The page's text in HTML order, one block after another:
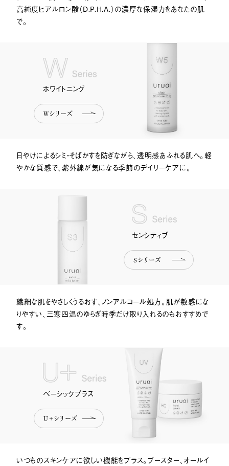
高純度ヒアルロン酸（D.P.H.A.）の濃厚な保湿力をあなたの肌
で。
W Series
ホワイトニング
日やけによるシミ・そばかすを防ぎながら、透明感あふれる肌へ。軽
やかな質感で、紫外線が気になる季節のデイリーケアに。
Wシリーズ
センシティブ
繊細な肌をやさしくうるおす、ノンアルコール処方。肌が敏感にな
りやすい、三寒四温のゆらぎ時季だけ取り入れるのもおすすめで
す。
Sシリーズ
ベーシックプラス
いつものスキンケアに欲しい機能をプラス。ブースター、オールイ
U+シリーズ